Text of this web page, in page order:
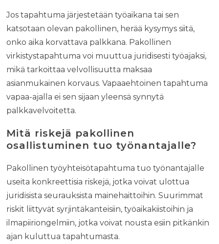
Jos tapahtuma järjestetään työaikana tai sen
katsotaan olevan pakollinen, herää kysymys siitä,
onko aika korvattava palkkana. Pakollinen
virkistystapahtuma voi muuttua juridisesti työajaksi,
mikä tarkoittaa velvollisuutta maksaa
asianmukainen korvaus. Vapaaehtoinen tapahtuma
vapaa-ajalla ei sen sijaan yleensä synnytä
palkkavelvoitetta.
Mitä riskejä pakollinen
osallistuminen tuo työnantajalle?
Pakollinen työyhteisötapahtuma tuo työnantajalle
useita konkreettisia riskejä, jotka voivat ulottua
juridisista seurauksista mainehaittoihin. Suurimmat
riskit liittyvät syrjintäkanteisiin, työaikakiistoihin ja
ilmapiiriongelmiin, jotka voivat nousta esiin pitkänkin
ajan kuluttua tapahtumasta.